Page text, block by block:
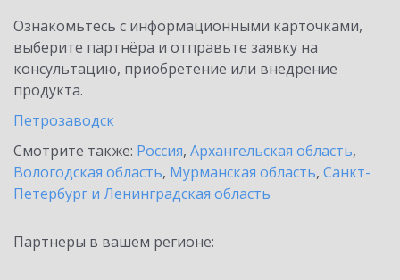
Ознакомьтесь с информационными карточками,
выберите партнёра и отправьте заявку на
консультацию, приобретение или внедрение
продукта.
Петрозаводск
Смотрите также: Россия, Архангельская область,
Вологодская область, Мурманская область, Санкт-
Петербург и Ленинградская область
Партнеры в вашем регионе: